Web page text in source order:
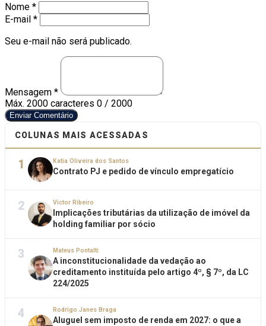
Nome *
E-mail *
Seu e-mail não será publicado.
Mensagem *
Máx. 2000 caracteres 0 / 2000
Enviar Comentário
COLUNAS MAIS ACESSADAS
1 Katia Oliveira dos Santos
Contrato PJ e pedido de vínculo empregatício
2 Victor Ribeiro
Implicações tributárias da utilização de imóvel da
holding familiar por sócio
3 Mateus Pontalti
A inconstitucionalidade da vedação ao
creditamento instituída pelo artigo 4º, § 7º, da LC
224/2025
4 Rodrigo Janes Braga
Aluguel sem imposto de renda em 2027: o que a